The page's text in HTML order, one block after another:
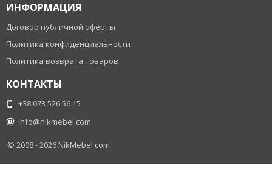
ИНФОРМАЦИЯ
Договор публичной оферты
Политика конфиденциальности
Политика возврата товаров
КОНТАКТЫ
+38 073 526 56 15
info@nikmebel.com
© 2008 - 2026 NikMebel.com